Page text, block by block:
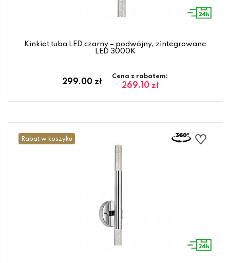
Kinkiet tuba LED czarny – podwójny, zintegrowane
LED 3000K
299.00 zł
Cena z rabatem:
269.10 zł
Rabat w koszyku